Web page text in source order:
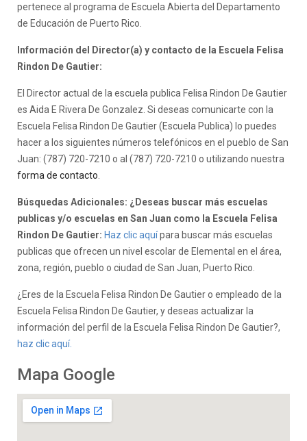
pertenece al programa de Escuela Abierta del Departamento
de Educación de Puerto Rico.
Información del Director(a) y contacto de la Escuela Felisa
Rindon De Gautier:
El Director actual de la escuela publica Felisa Rindon De Gautier
es Aida E Rivera De Gonzalez. Si deseas comunicarte con la
Escuela Felisa Rindon De Gautier (Escuela Publica) lo puedes
hacer a los siguientes números telefónicos en el pueblo de San
Juan: (787) 720-7210 o al (787) 720-7210 o utilizando nuestra
forma de contacto
Búsquedas Adicionales: ¿Deseas buscar más escuelas
publicas y/o escuelas en San Juan como la Escuela Felisa
Rindon De Gautier: Haz clic aquípara buscar más escuelas
publicas que ofrecen un nivel escolar de Elemental en el área,
zona, región, pueblo o ciudad de San Juan, Puerto Rico.
¿Eres de la Escuela Felisa Rindon De Gautier o empleado de la
Escuela Felisa Rindon De Gautier, y deseas actualizar la
información del perfil de la Escuela Felisa Rindon De Gautier?,
haz clic aquí.
Mapa Google